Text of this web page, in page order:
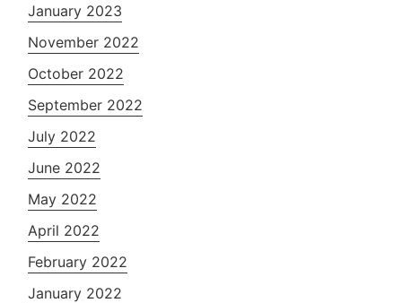
January 2023
November 2022
October 2022
September 2022
July 2022
June 2022
May 2022
April 2022
February 2022
January 2022